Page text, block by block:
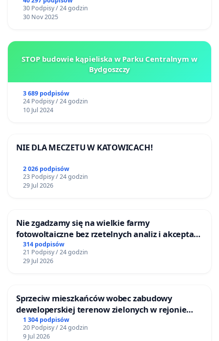
30 Podpisy / 24 godzin
30 Nov 2025
STOP budowie kąpieliska w Parku Centralnym w
Bydgoszczy
3 689 podpisów
24 Podpisy / 24 godzin
10 Jul 2024
NIE DLA MECZETU W KATOWICACH!
2 026 podpisów
23 Podpisy / 24 godzin
29 Jul 2026
Nie zgadzamy się na wielkie farmy
fotowoltaiczne bez rzetelnych analiz i akceptacji
mieszkańców
314 podpisów
21 Podpisy / 24 godzin
29 Jul 2026
Sprzeciw mieszkańców wobec zabudowy
deweloperskiej terenow zielonych w rejonie
Bulwarów Straceńskich w Bielsku-Białej
1 304 podpisów
20 Podpisy / 24 godzin
9 Jul 2026